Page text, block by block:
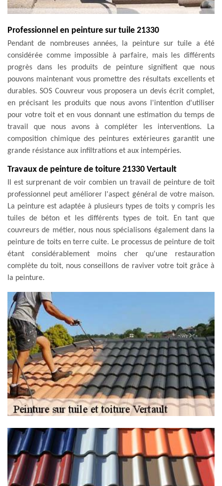
Professionnel en peinture sur tuile 21330
Pendant de nombreuses années, la peinture sur tuile a été
considérée comme impossible à parfaire, mais les différents
progrès dans les produits de peinture signifient que nous
pouvons maintenant vous promettre des résultats excellents et
durables. SOS Couvreur vous proposera un devis écrit complet,
en précisant les produits que nous avons l'intention d'utiliser
pour votre toit et en vous donnant une estimation du temps de
travail que nous avons à compléter les interventions. La
composition chimique des peintures extérieures garantit une
grande résistance aux infiltrations et aux intempéries.
Travaux de peinture de toiture 21330 Vertault
Il est surprenant de voir combien un travail de peinture de toit
professionnel peut améliorer l'aspect général de votre maison.
La peinture est adaptée à plusieurs types de toits y compris les
tuiles de béton et les différents types de toit. En tant que
couvreurs de métier, nous nous spécialisons également dans la
peinture de toits en terre cuite. Le processus de peinture de toit
étant considérablement moins cher qu'une restauration
complète du toit, nous conseillons de raviver votre toit grâce à
la peinture.